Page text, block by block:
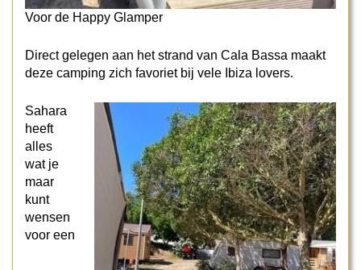
Voor de Happy Glamper
Direct gelegen aan het strand van Cala Bassa maakt
deze camping zich favoriet bij vele Ibiza lovers.
Sahara
heeft
alles
wat je
maar
kunt
wensen
voor een